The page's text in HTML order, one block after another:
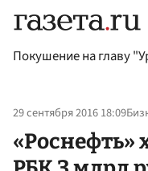
Покушение на главу
29 сентября 2016 18:09
«Роснефть»